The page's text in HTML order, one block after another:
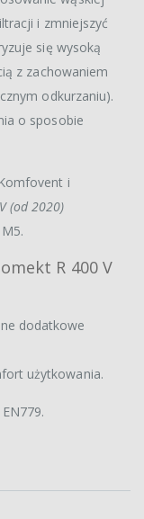
i zmniejszyć
się wysoką
z zachowaniem
odkurzaniu).
o sposobie
i
(od 2020)
R 400 V
dodatkowe
użytkowania.